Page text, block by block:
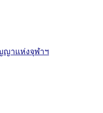
ญาแห่งจุฬาฯ